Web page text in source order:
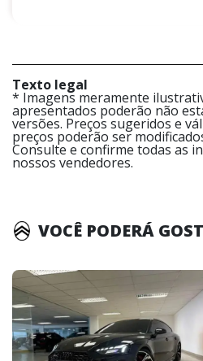
Texto legal
* Imagens meramente
apresentados poderão não
versões. Preços sugeridos e
preços poderão ser
Consulte e confirme todas as
nossos vendedores.
VOCÊ PODERÁ